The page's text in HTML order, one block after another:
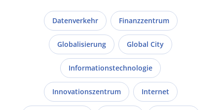
Datenverkehr Finanzzentrum
Globalisierung Global City
Informationstechnologie
Innovationszentrum Internet